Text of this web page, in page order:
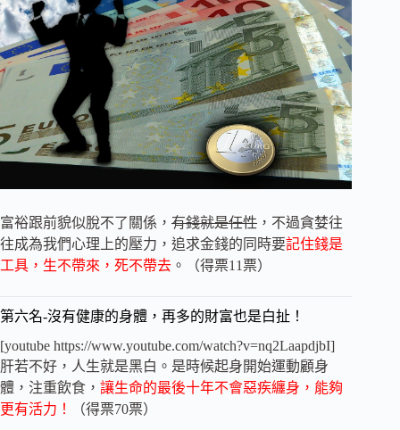
富裕跟前貌似脫不了關係， 有錢就是任性 ，不過貪婪往
往成為我們心理上的壓力，追求金錢的同時要記住錢是
工具，生不帶來，死不帶去 。（得票11票）
第六名-沒有健康的身體，再多的財富也是白扯！
[youtube https://www.youtube.com/watch?v=nq2LaapdjbI]
肝若不好，人生就是黑白。是時候起身開始運動顧身
體，注重飲食， 讓生命的最後十年不會惡疾纏身，能夠
更有活力！
（得票70票）